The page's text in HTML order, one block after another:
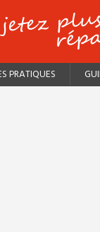
PRATIQUES